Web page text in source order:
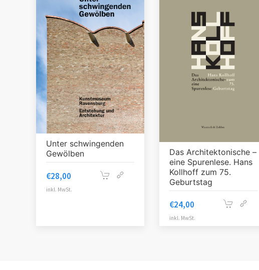
Unter schwingenden
Gewölben
€28,00
inkl. MwSt.
Das Architektonische –
eine Spurenlese. Hans
Kollhoff zum 75.
Geburtstag
€24,00
inkl. MwSt.